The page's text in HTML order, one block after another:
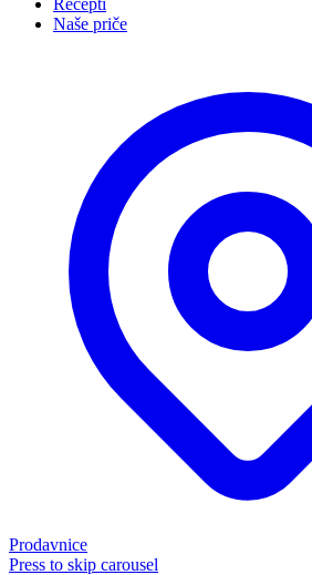
Recepti
Naše priče
Prodavnice
Press to skip carousel